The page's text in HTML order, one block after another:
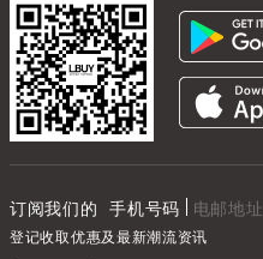
订阅我们的 手机号码 电邮地址
登记收取优惠及最新潮流资讯